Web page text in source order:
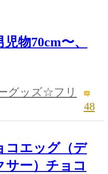
物70cm〜、
グッズ☆フリ
48
エッグ（デ
サー）チョコ